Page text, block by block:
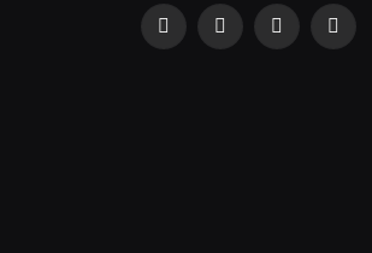
Facebook
X
InstagramTikTok